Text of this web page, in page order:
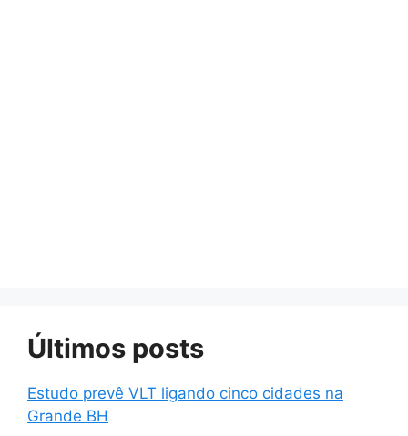
Últimos posts
Estudo prevê VLT ligando cinco cidades na
Grande BH